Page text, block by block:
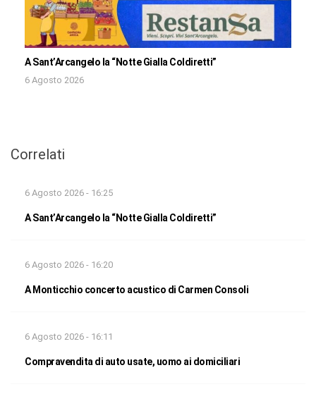
A Sant’Arcangelo la “Notte Gialla Coldiretti”
6 Agosto 2026
Correlati
6 Agosto 2026 - 16:25
A Sant’Arcangelo la “Notte Gialla Coldiretti”
6 Agosto 2026 - 16:20
A Monticchio concerto acustico di Carmen Consoli
6 Agosto 2026 - 16:11
Compravendita di auto usate, uomo ai domiciliari